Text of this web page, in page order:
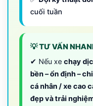
cuối tuần
💡 TƯ VẤN
✔ Nếu xe chạy
bền – ổn định –
cá nhân / xe cao
đẹp và trải